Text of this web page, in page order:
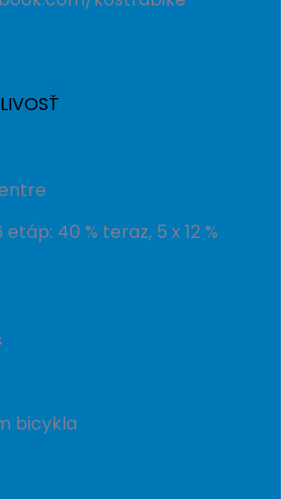
40 % teraz, 5 x 12 %
bicykla